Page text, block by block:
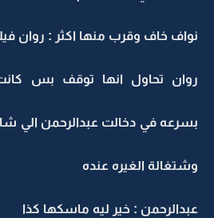
نواف خاف وقرب منها اكثر : روان
روان تحاول انها توقف بس
بسرعه في دخالت عبدالرحمن الي
وشتغالة الغيره عنده
عبدالرحمن : خير ليه ماسكها كذا